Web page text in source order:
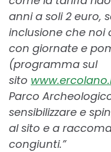
anni a soli 2 euro,
inclusione che noi
con giornate e
(programma sul
sito
Parco
sensibilizzare e
al sito e a
congiunti.”